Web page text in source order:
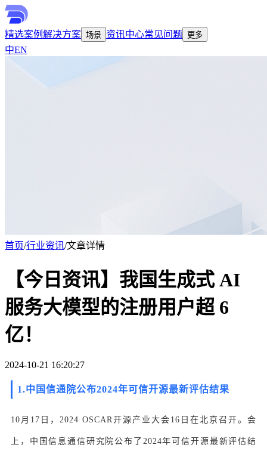
精选案例 解决方案 场景 资讯中心常见问题 更多
中EN
首页/行业资讯/文章详情
【今日资讯】我国生成式 AI
服务大模型的注册用户超 6
亿！
2024-10-21 16:20:27
1.中国信通院公布2024年可信开源最新评估结果
10月17日，2024 OSCAR开源产业大会16日在北京召开。会
上，中国信息通信研究院公布了2024年可信开源最新评估结